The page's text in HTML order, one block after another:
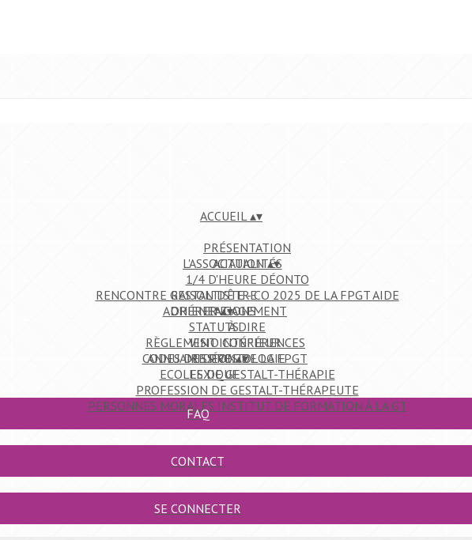
ACCUEIL▴▾
PRÉSENTATION
ACTUALITÉS
1/4 D'HEURE DÉONTO
RENCONTRE GESTALTISTE - CO 2025 DE LA FPGT AIDE
ENGAGEMENT
À DIRE
VISIO CONFÉRENCES
MISSIVES DE LA FPGT
ECOLES DE GESTALT-THÉRAPIE
PROFESSION DE GESTALT-THÉRAPEUTE
PERSONNES MORALES INSTITUT DE FORMATION À LA GT
L'ASSOCIATION▴▾
RAISON D'ÊTRE
ORIENTATIONS
STATUTS
RÈGLEMENT INTÉRIEUR
CODES DE DÉONTOLOGIE
LEXIQUE
ADHÉRER▴▾
ANNUAIRE PRO▴▾
FAQ
CONTACT
SE CONNECTER